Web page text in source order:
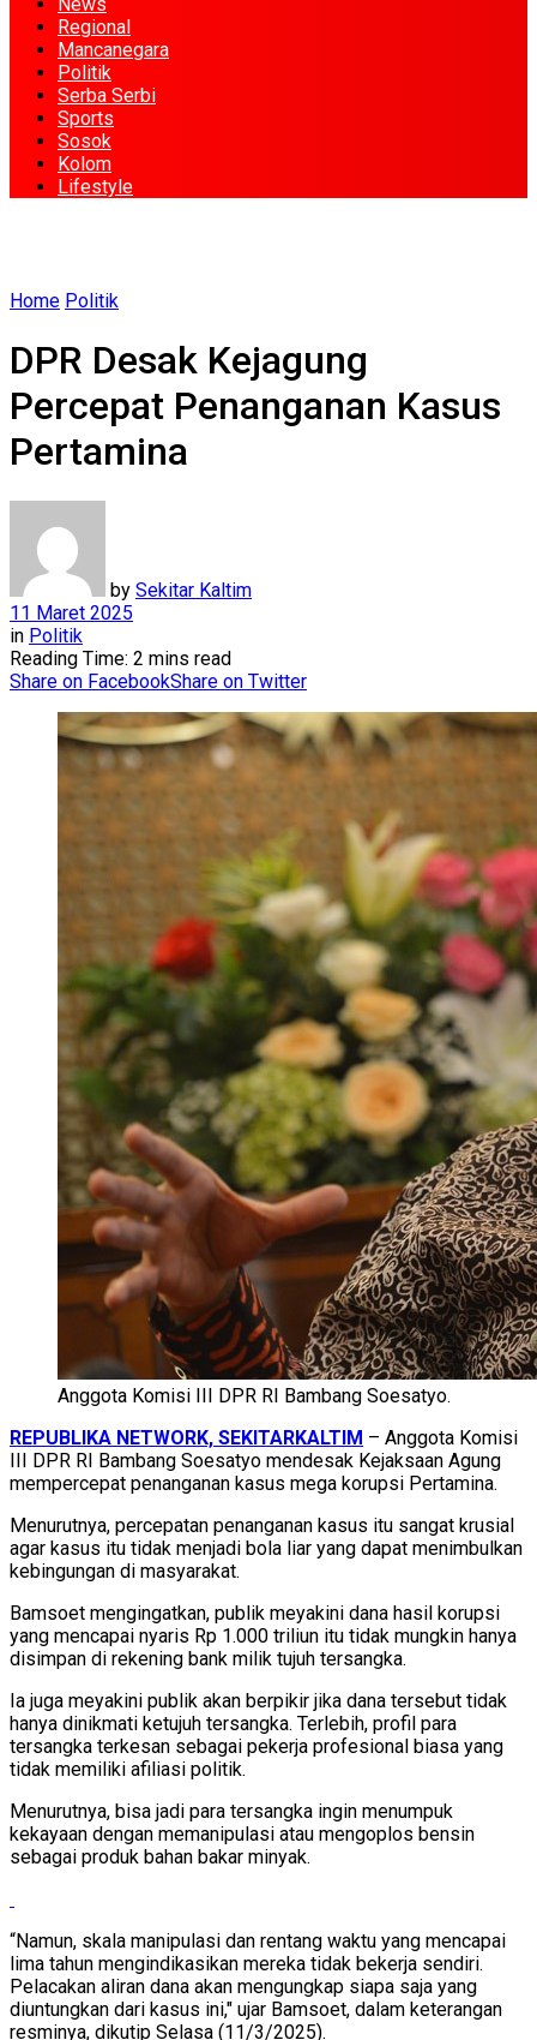
Regional
Mancanegara
Politik
Serba Serbi
Sports
Sosok
Kolom
Lifestyle
Home Politik
DPR Desak Kejagung
Percepat Penanganan Kasus
Pertamina
by Sekitar Kaltim
11 Maret 2025
in Politik
Reading Time: 2 mins read
Share on FacebookShare on Twitter
Anggota Komisi III DPR RI Bambang Soesatyo.
REPUBLIKA NETWORK, SEKITARKALTIM – Anggota Komisi
III DPR RI Bambang Soesatyo mendesak Kejaksaan Agung
mempercepat penanganan kasus mega korupsi Pertamina.
Menurutnya, percepatan penanganan kasus itu sangat krusial
agar kasus itu tidak menjadi bola liar yang dapat menimbulkan
kebingungan di masyarakat.
Bamsoet mengingatkan, publik meyakini dana hasil korupsi
yang mencapai nyaris Rp 1.000 triliun itu tidak mungkin hanya
disimpan di rekening bank milik tujuh tersangka.
Ia juga meyakini publik akan berpikir jika dana tersebut tidak
hanya dinikmati ketujuh tersangka. Terlebih, profil para
tersangka terkesan sebagai pekerja profesional biasa yang
tidak memiliki afiliasi politik.
Menurutnya, bisa jadi para tersangka ingin menumpuk
kekayaan dengan memanipulasi atau mengoplos bensin
sebagai produk bahan bakar minyak.
“Namun, skala manipulasi dan rentang waktu yang mencapai
lima tahun mengindikasikan mereka tidak bekerja sendiri.
Pelacakan aliran dana akan mengungkap siapa saja yang
diuntungkan dari kasus ini," ujar Bamsoet, dalam keterangan
resminya, dikutip Selasa (11/3/2025).